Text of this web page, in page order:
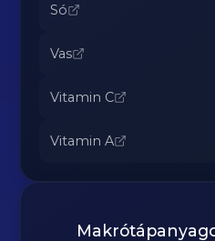
Só
Vas
Vitamin C
Vitamin A